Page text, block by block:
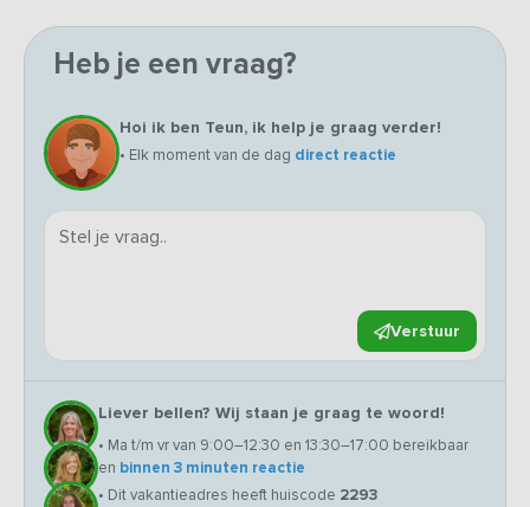
Heb je een vraag?
Hoi ik ben Teun, ik help je graag verder!
• Elk moment van de dag direct reactie
Verstuur
Liever bellen? Wij staan je graag te woord!
• Ma t/m vr van 9:00–12:30 en 13:30–17:00 bereikbaar
en binnen 3 minuten reactie
• Dit vakantieadres heeft huiscode 2293